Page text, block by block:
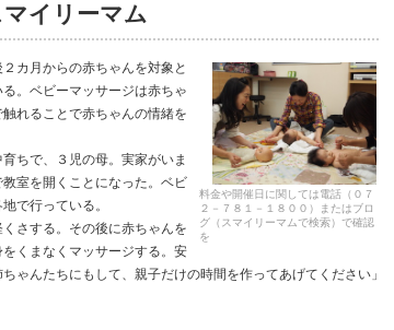
イリーマム
料金や開催日に関しては電話（０７
２－７８１－１８００）またはブロ
グ（スマイリーマムで検索）で確認
を
カ月からの赤ちゃんを対象と
。ベビーマッサージは赤ちゃ
れることで赤ちゃんの情緒を
ちで、３児の母。実家がいま
室を開くことになった。ベビ
で行っている。
さする。その後に赤ちゃんを
くまなくマッサージする。安
ゃんたちにもして、親子だけの時間を作ってあげてください」